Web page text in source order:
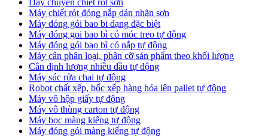
Máy chiết rót đóng nắp dán nhãn sơn
Máy đóng gói bao bi dạng đặc biệt
Máy đóng goi bao bì có móc treo tự động
Máy đóng gói bao bì có nắp tự động
Máy cân phân loại, phân cỡ sản phẩm theo khối lượng
Cân định lượng nhiều đầu tự động
Máy súc rửa chai tự động
Robot chất xếp, bốc xếp hàng hóa lên pallet tự động
Máy vô hộp giấy tự động
Máy vô thùng carton tự động
Máy bọc màng kiếng tự động
Máy đóng gói màng kiếng tự động